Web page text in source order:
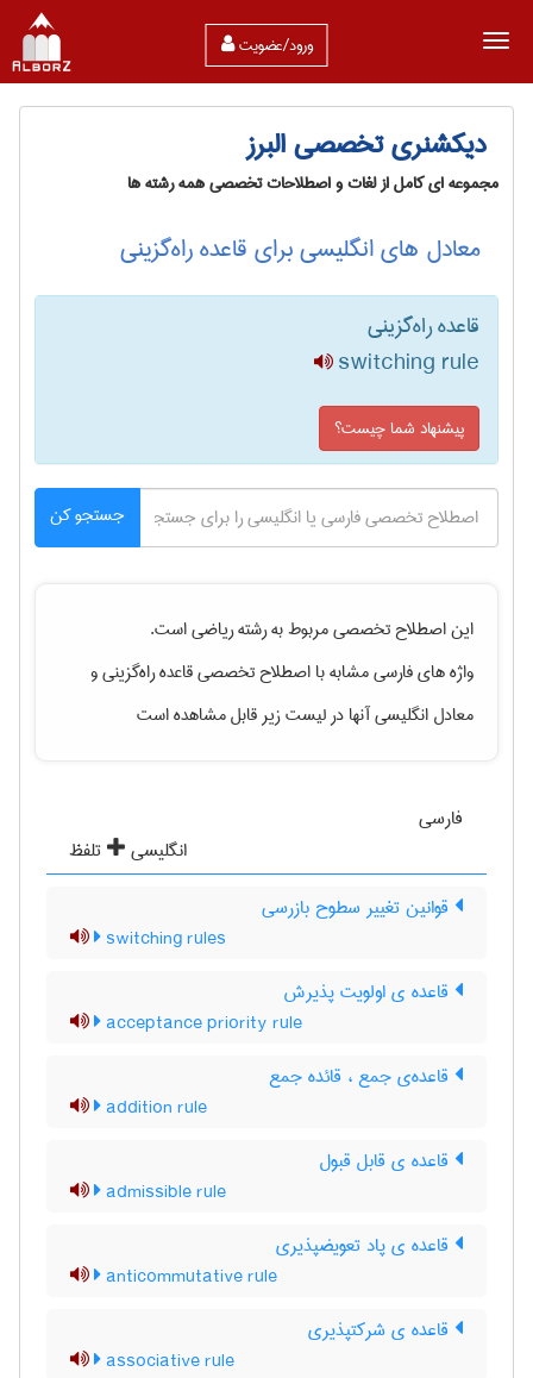
ورود/عضویت
دیکشنری تخصصی البرز
مجموعه ای کامل از لغات و اصطلاحات تخصصی همه رشته ها
معادل های انگلیسی برای قاعده راه‌گزینی
قاعده راه‌گزینی
switching rule
پیشنهاد شما چیست؟
جستجو کن
این اصطلاح تخصصی مربوط به رشتهرياضیاست.
واژه های فارسی مشابه با اصطلاح تخصصیقاعده راه‌گزینیو
معادل انگلیسی آنها در لیست زیر قابل مشاهده است
فارسی
انگلیسی
تلفظ
قوانین تغییر سطوح بازرسی
switching rules
قاعده ی اولویت پذیرش
acceptance priority rule
قاعده‌ی جمع ، قائده جمع
addition rule
قاعده ی قابل قبول
admissible rule
قاعده ی پاد تعویضپذیری
anticommutative rule
قاعده ی شرکتپذیری
associative rule